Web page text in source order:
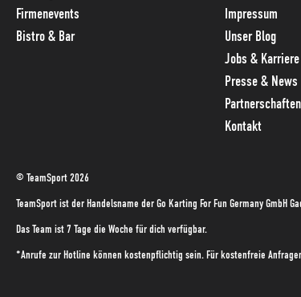
Firmenevents
Bistro & Bar
Impressum
Unser Blog
Jobs & Karriere
Presse & News
Kontakt
© TeamSport 2026
TeamSport ist der Handelsname der Go Karting For Fun Germany GmbH
Das Team ist 7 Tage die Woche für dich verfügbar.
*Anrufe zur Hotline können kostenpflichtig sein. Für kostenfreie